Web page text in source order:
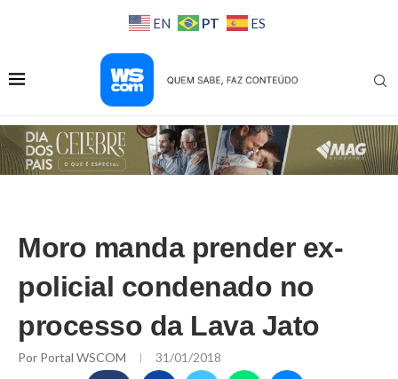
EN PT ES
Moro manda prender ex-
policial condenado no
processo da Lava Jato
Por Portal WSCOM 31/01/2018